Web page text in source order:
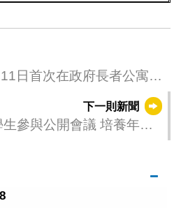
日首次在政府長者公寓順
下一則新聞
參與公開會議 培養年青